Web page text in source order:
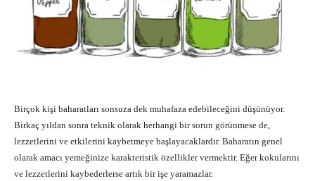
Birçok kişi baharatları sonsuza dek muhafaza edebileceğini düşünüyor.
Birkaç yıldan sonra teknik olarak herhangi bir sorun görünmese de,
lezzetlerini ve etkilerini kaybetmeye başlayacaklardır. Baharatın genel
olarak amacı yemeğinize karakteristik özellikler vermektir. Eğer kokularını
ve lezzetlerini kaybederlerse artık bir işe yaramazlar.